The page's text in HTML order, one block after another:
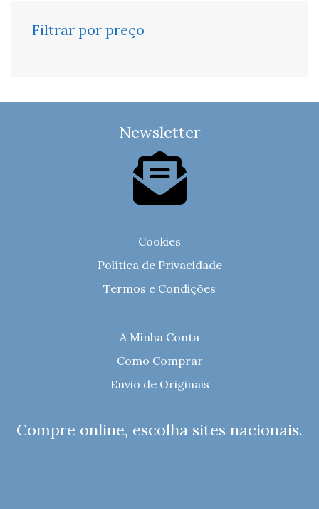
Filtrar por preço
Newsletter
Cookies
Política de Privacidade
Termos e Condições
A Minha Conta
Como Comprar
Envio de Originais
Compre online, escolha sites nacionais.